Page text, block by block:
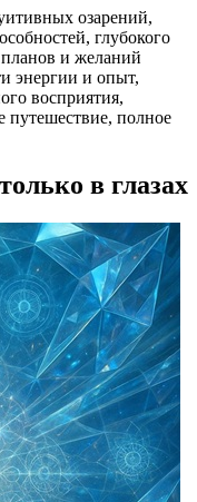
озарений,
глубокого
и желаний
энергии и опыт,
восприятия,
путешествие, полное
в глазах